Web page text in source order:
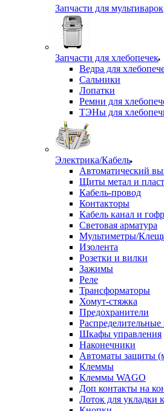
Запчасти для мультиварок
Запчасти для хлебопечек
Ведра для
Сальники
Лопатки
Ремни для
ТЭНы для
Электрика/Кабель
Автоматический
Щиты метал и
Кабель-провод
Контакторы
Кабель канал и
Световая арматура
Мультиметры/
Изолента
Розетки и вилки
Зажимы
Реле
Трансформаторы
Хомут-стяжка
Предохранители
Распределительные
Шкафы управления
Наконечники
Автоматы защиты
Клеммы
Клеммы WAGO
Доп контакты на
Лоток для укладки